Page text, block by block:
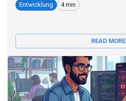
Entwicklung 4 min
READ MORE